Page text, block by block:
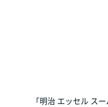
「明治 エッセル ス